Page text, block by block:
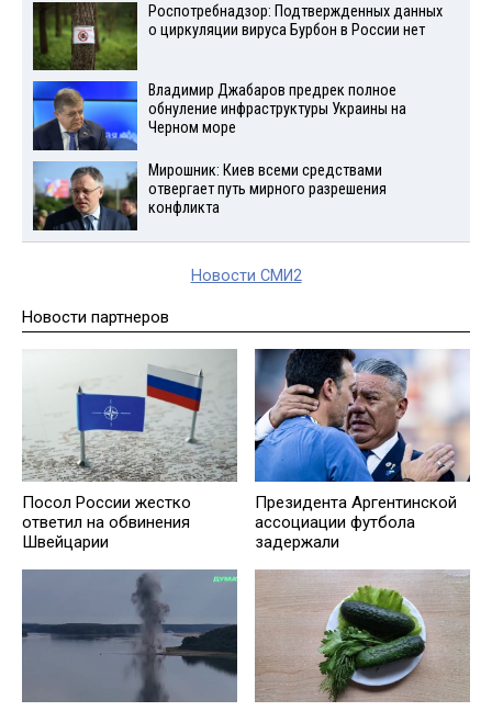
Роспотребнадзор: Подтвержденных данных
о циркуляции вируса Бурбон в России нет
Владимир Джабаров предрек полное
обнуление инфраструктуры Украины на
Черном море
Мирошник: Киев всеми средствами
отвергает путь мирного разрешения
конфликта
Новости СМИ2
Новости партнеров
Посол России жестко
ответил на обвинения
Швейцарии
Президента Аргентинской
ассоциации футбола
задержали